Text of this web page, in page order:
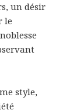
un désir
le
style,